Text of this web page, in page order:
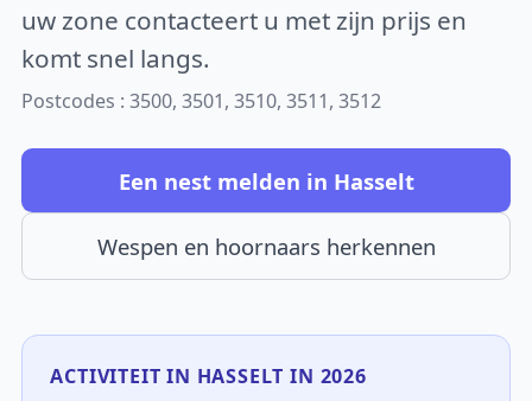
uw zone contacteert u met zijn prijs en
komt snel langs.
Postcodes : 3500, 3501, 3510, 3511, 3512
Een nest melden in Hasselt
Wespen en hoornaars herkennen
ACTIVITEIT IN HASSELT IN 2026